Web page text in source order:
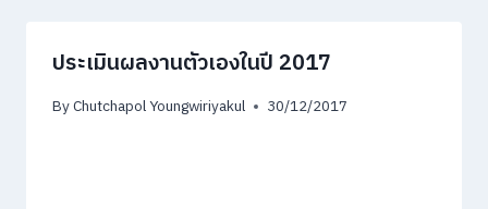
ประเมินผลงานตัวเองในปี 2017
ByChutchapol Youngwiriyakul 30/12/2017